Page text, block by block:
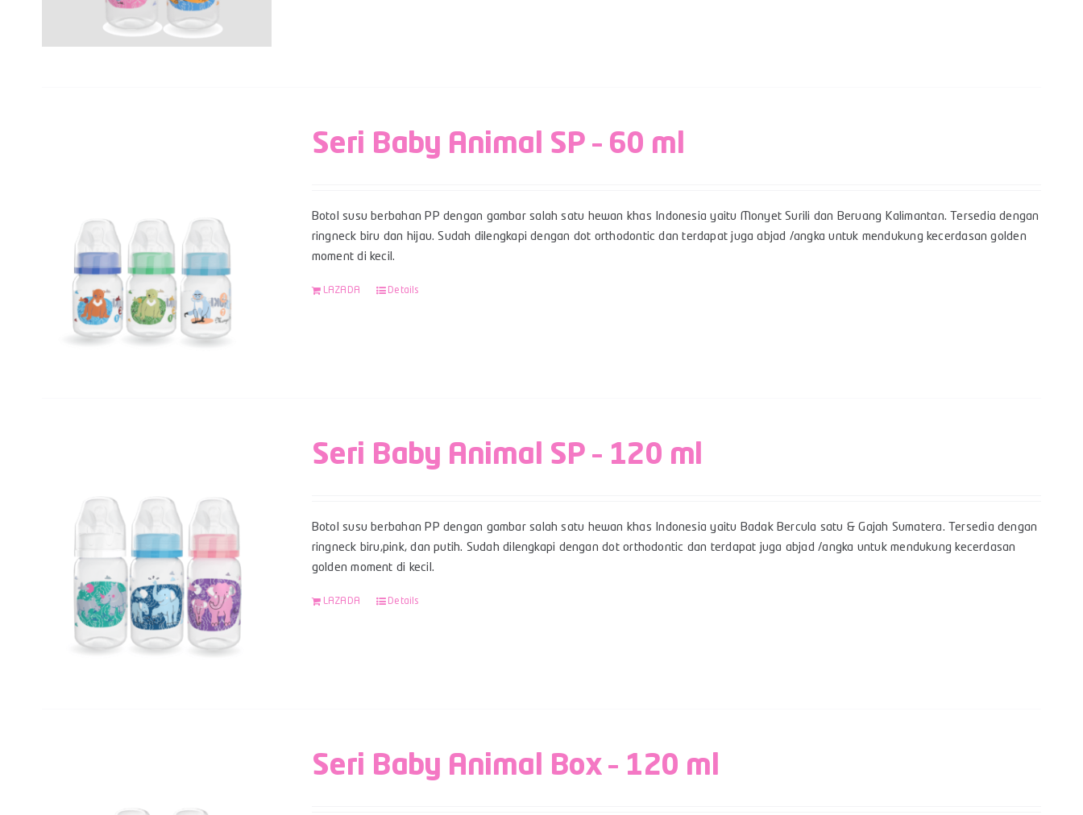
Seri Baby Animal SP – 60 ml
Botol susu berbahan PP dengan gambar salah satu hewan khas Indonesia yaitu Monyet Surili dan Beruang Kalimantan. Tersedia dengan
ringneck biru dan hijau. Sudah dilengkapi dengan dot orthodontic dan terdapat juga abjad /angka untuk mendukung kecerdasan golden
moment di kecil.
LAZADA Details
Seri Baby Animal SP – 120 ml
Botol susu berbahan PP dengan gambar salah satu hewan khas Indonesia yaitu Badak Bercula satu & Gajah Sumatera. Tersedia dengan
ringneck biru,pink, dan putih. Sudah dilengkapi dengan dot orthodontic dan terdapat juga abjad /angka untuk mendukung kecerdasan
golden moment di kecil.
LAZADA Details
Seri Baby Animal Box – 120 ml